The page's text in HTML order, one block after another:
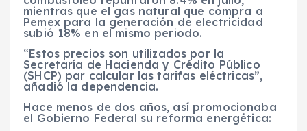
mientras que el gas natural que compra a
Pemex para la generación de electricidad
subió 18% en el mismo periodo.
“Estos precios son utilizados por la
Secretaría de Hacienda y Crédito Público
(SHCP) par calcular las tarifas eléctricas”,
añadió la dependencia.
Hace menos de dos años, así promocionaba
el Gobierno Federal su reforma energética: